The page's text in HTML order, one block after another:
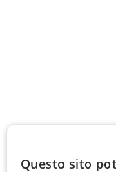
Questo sito